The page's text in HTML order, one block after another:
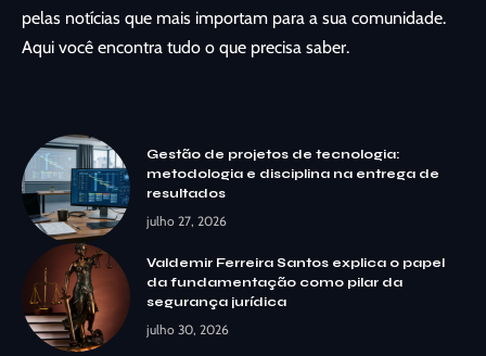
pelas notícias que mais importam para a sua comunidade.
Aqui você encontra tudo o que precisa saber.
Gestão de projetos de tecnologia:
metodologia e disciplina na entrega de
resultados
julho 27, 2026
Valdemir Ferreira Santos explica o papel
da fundamentação como pilar da
segurança jurídica
julho 30, 2026